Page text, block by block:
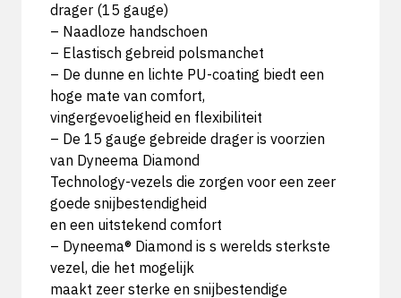
drager (15 gauge)
– Naadloze handschoen
– Elastisch gebreid polsmanchet
– De dunne en lichte PU-coating biedt een
hoge mate van comfort,
vingergevoeligheid en flexibiliteit
– De 15 gauge gebreide drager is voorzien
van Dyneema Diamond
Technology-vezels die zorgen voor een zeer
goede snijbestendigheid
en een uitstekend comfort
– Dyneema® Diamond is s werelds sterkste
vezel, die het mogelijk
maakt zeer sterke en snijbestendige